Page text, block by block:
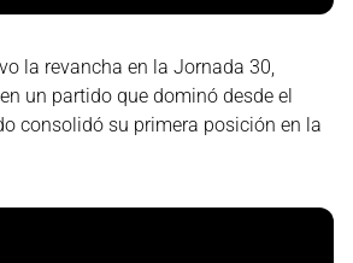
la revancha en la Jornada 30,
en un partido que dominó desde el
consolidó su primera posición en la